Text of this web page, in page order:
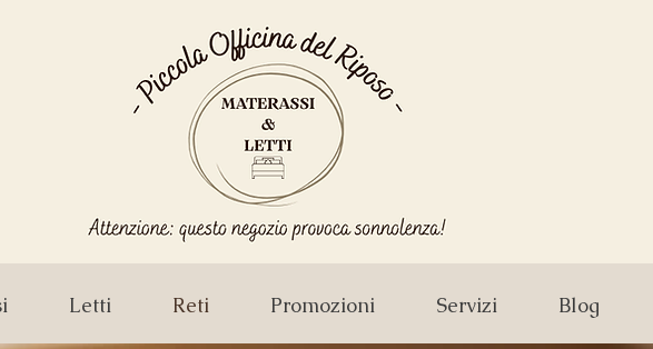
Letti Reti Promozioni Servizi Blog